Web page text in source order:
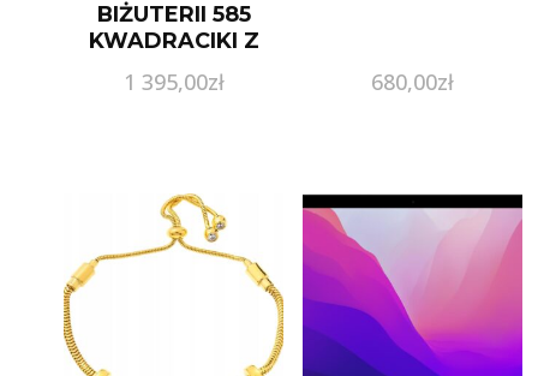
BIŻUTERII 585
KWADRACIKI Z
1 395,00zł 680,00zł